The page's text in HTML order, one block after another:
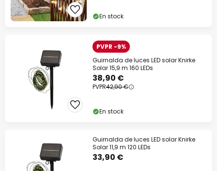
En stock
PVPR -9%
Guirnalda de luces LED solar Knirke
Solar 15,9 m 160 LEDs
38,90 €
PVPR42,90 €
En stock
Guirnalda de luces LED solar Knirke
Solar 11,9 m 120 LEDs
33,90 €
Ahorra ahora
*Marcas excluidas